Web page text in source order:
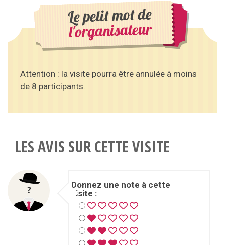
Le petit mot de
l'organisateur
Attention : la visite pourra être annulée à moins
de 8 participants.
LES AVIS SUR CETTE VISITE
Donnez une note à cette
visite :